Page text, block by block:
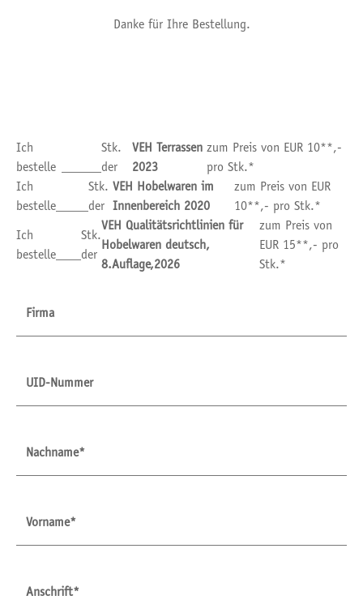
Danke für Ihre Bestellung.
Ich
bestelle
Stk.
der
VEH Terrassen
2023
zum Preis von EUR 10**,-
pro Stk.*
Ich
bestelle
Stk.
der
VEH Hobelwaren im
Innenbereich 2020
zum Preis von EUR
10**,- pro Stk.*
Ich
bestelle
Stk.
der
VEH Qualitätsrichtlinien für
Hobelwaren deutsch,
8.Auflage,2026
zum Preis von
EUR 15**,- pro
Stk.*
Firma
UID-Nummer
Nachname*
Vorname*
Anschrift*